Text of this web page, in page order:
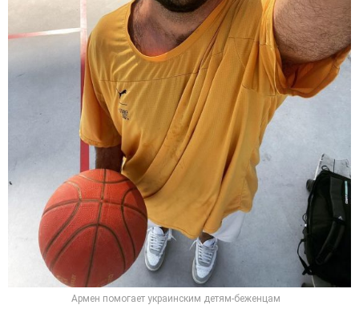
Армен помогает украинским детям-беженцам